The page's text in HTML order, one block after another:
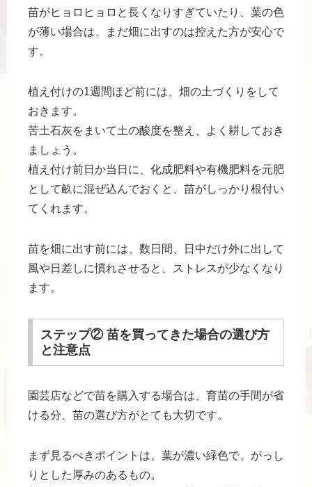
苗がヒョロヒョロと長くなりすぎていたり、葉の色
が薄い場合は、まだ畑に出すのは控えた方が安心で
す。
植え付けの1週間ほど前には、畑の土づくりをして
おきます。
苦土石灰をまいて土の酸度を整え、よく耕しておき
ましょう。
植え付け前日か当日に、化成肥料や有機肥料を元肥
として畝に混ぜ込んでおくと、苗がしっかり根付い
てくれます。
苗を畑に出す前には、数日間、日中だけ外に出して
風や日差しに慣れさせると、ストレスが少なくなり
ます。
ステップ② 苗を買ってきた場合の選び方
と注意点
園芸店などで苗を購入する場合は、育苗の手間が省
ける分、苗の選び方がとても大切です。
まず見るべきポイントは、葉が濃い緑色で、がっし
りとした厚みのあるもの。